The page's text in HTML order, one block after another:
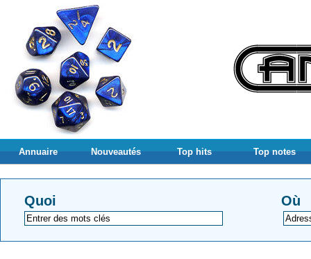
Annuaire Nouveautés Top hits Top notes
Quoi Où